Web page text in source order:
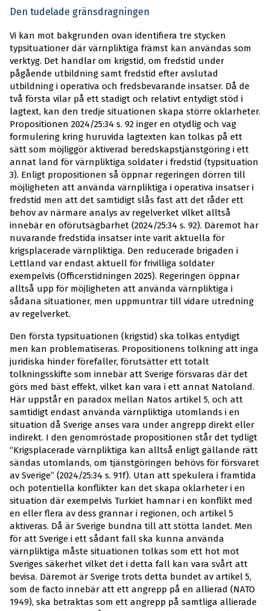
Den tudelade gränsdragningen
Vi kan mot bakgrunden ovan identifiera tre stycken
typsituationer där värnpliktiga främst kan användas som
verktyg. Det handlar om krigstid, om fredstid under
pågående utbildning samt fredstid efter avslutad
utbildning i operativa och fredsbevarande insatser. Då de
två första vilar på ett stadigt och relativt entydigt stöd i
lagtext, kan den tredje situationen skapa större oklarheter.
Propositionen 2024/25:34 s. 92 inger en otydlig och vag
formulering kring huruvida lagtexten kan tolkas på ett
sätt som möjliggör aktiverad beredskapstjänstgöring i ett
annat land för värnpliktiga soldater i fredstid (typsituation
3). Enligt propositionen så öppnar regeringen dörren till
möjligheten att använda värnpliktiga i operativa insatser i
fredstid men att det samtidigt slås fast att det råder ett
behov av närmare analys av regelverket vilket alltså
innebär en oförutsägbarhet (2024/25:34 s. 92). Däremot har
nuvarande fredstida insatser inte varit aktuella för
krigsplacerade värnpliktiga. Den reducerade brigaden i
Lettland var endast aktuell för frivilliga soldater
exempelvis (Officerstidningen 2025). Regeringen öppnar
alltså upp för möjligheten att använda värnpliktiga i
sådana situationer, men uppmuntrar till vidare utredning
av regelverket.
Den första typsituationen (krigstid) ska tolkas entydigt
men kan problematiseras. Propositionens tolkning att inga
juridiska hinder förefaller, förutsätter ett totalt
tolkningsskifte som innebär att Sverige försvaras där det
görs med bäst effekt, vilket kan vara i ett annat Natoland.
Här uppstår en paradox mellan Natos artikel 5, och att
samtidigt endast använda värnpliktiga utomlands i en
situation då Sverige anses vara under angrepp direkt eller
indirekt. I den genomröstade propositionen står det tydligt
“Krigsplacerade värnpliktiga kan alltså enligt gällande rätt
sändas utomlands, om tjänstgöringen behövs för försvaret
av Sverige” (2024/25:34 s. 91f). Utan att spekulera i framtida
och potentiella konflikter kan det skapa oklarheter i en
situation där exempelvis Turkiet hamnar i en konflikt med
en eller flera av dess grannar i regionen, och artikel 5
aktiveras. Då är Sverige bundna till att stötta landet. Men
för att Sverige i ett sådant fall ska kunna använda
värnpliktiga måste situationen tolkas som ett hot mot
Sveriges säkerhet vilket det i detta fall kan vara svårt att
bevisa. Däremot är Sverige trots detta bundet av artikel 5,
som de facto innebär att ett angrepp på en allierad (NATO
1949), ska betraktas som ett angrepp på samtliga allierade